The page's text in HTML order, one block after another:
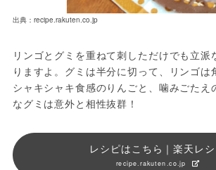
出典：recipe.rakuten.co.jp
リンゴとグミを重ねて刺しただけでも立派
りますよ。グミは半分に切って、リンゴは
シャキシャキ食感のりんごと、噛みごたえ
なグミは意外と相性抜群！
レシピはこちら｜楽天レ
recipe.rakuten.co.jp